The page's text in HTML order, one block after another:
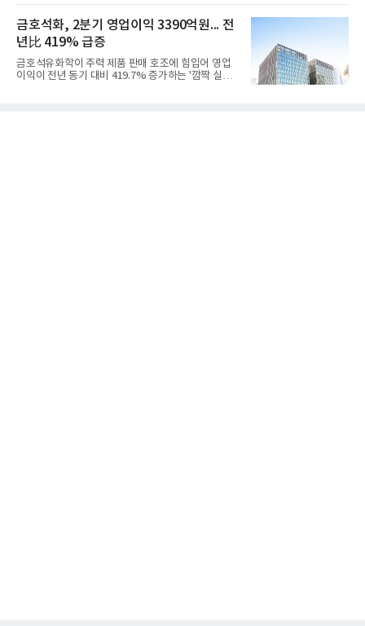
우호적인 환율 효과
라 투자에 나서는 것과 달리, 카카오는 ‘카카오톡’이
라는 플랫폼 경쟁력을 활용한 AI 에이전트 서비스에
집중하는 전략이다. 과거 무리한 사업 확장 과정에서
겪었던 시행착오를 되풀이하지 않고 핵심 역량에 집
중하겠다는 취지로 풀이된다.7일 업계에 따르면 카카
오는 올해 2분기 연결 기준 매출 2조985억원, 영업이
익 2770억원을 기록했다. 전년 동기 대비 매출과 영업
금호석화, 2분기 영업이익 3390억원... 전
년比 419% 급증
금호석유화학이 주력 제품 판매 호조에 힘입어 영업
이익이 전년 동기 대비 419.7% 증가하는 '깜짝 실